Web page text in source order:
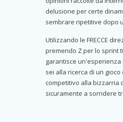
delusione per certe
sembrare ripetitive dopo
Utilizzando le FRECCE
premendo Z per lo sprint
garantisce un'esperienza
sei alla ricerca di un
competitivo alla bizzarria
sicuramente a sorridere